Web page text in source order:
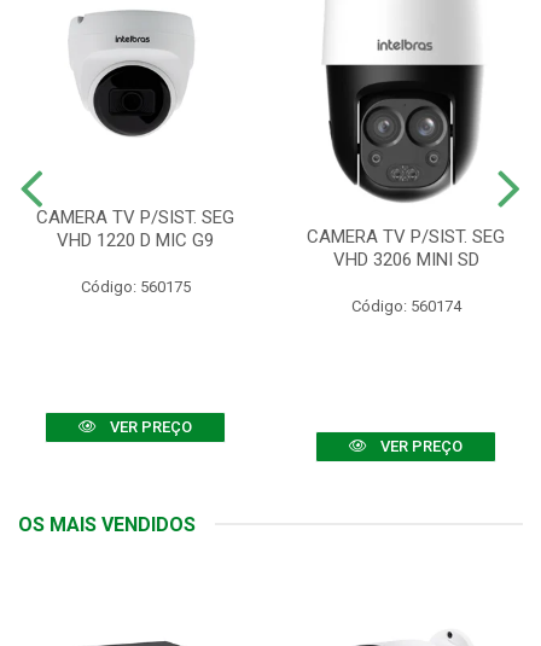
CAMERA TV P/SIST. SEG
VHD 1220 D MIC G9
Código: 560175
VER PREÇO
CAMERA TV P/SIST. SEG
VHD 3206 MINI SD
Código: 560174
VER PREÇO
OS MAIS VENDIDOS